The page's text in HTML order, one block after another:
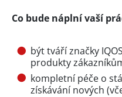
Co bude náplní vaší
být tváří značky
produkty
kompletní péče o
získávání nových